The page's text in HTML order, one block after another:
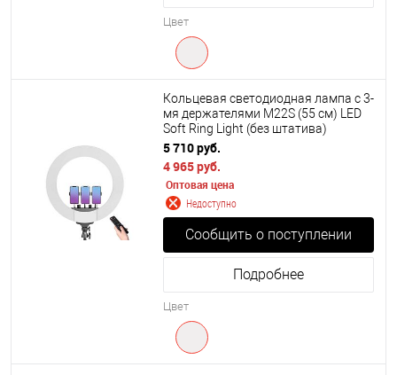
Цвет
Кольцевая светодиодная лампа с 3-
мя держателями M22S (55 см) LED
Soft Ring Light (без штатива)
5 710 руб.
4 965 руб.
Оптовая цена
Недоступно
Сообщить о поступлении
Подробнее
Цвет